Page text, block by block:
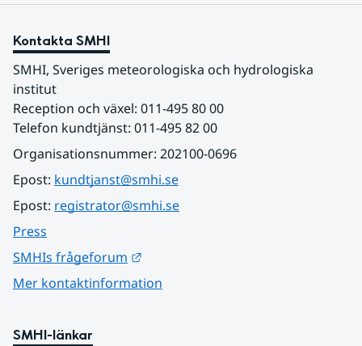
Kontakta SMHI
SMHI, Sveriges meteorologiska och hydrologiska
institut
Reception och växel: 011-495 80 00
Telefon kundtjänst: 011-495 82 00
Organisationsnummer: 202100-0696
Epost: kundtjanst@smhi.se
Epost: registrator@smhi.se
Press
SMHIs frågeforum
Mer kontaktinformation
SMHI-länkar